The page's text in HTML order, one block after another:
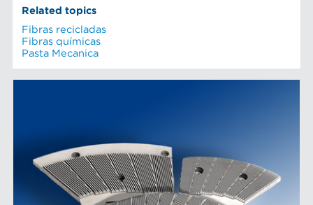
Related topics
Fibras recicladas
Fibras químicas
Pasta Mecanica